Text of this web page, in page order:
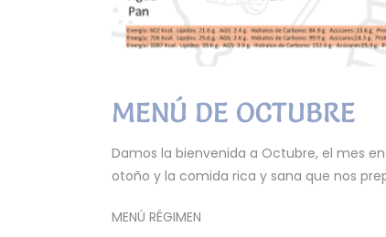
MENÚ DE OCTUBRE
Damos la bienvenida a Octubre, el mes
otoño y la comida rica y sana que nos
MENÚ RÉGIMEN